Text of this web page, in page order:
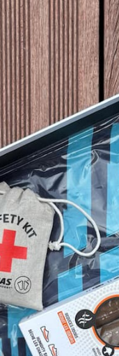
die für optimalen
Schritt sorgen.
eignen sich für
über Skifahren
sie die
Sidas-
und eine
Ihre sportliche
Sportler
entscheiden
Lauf- und
Sie in Topform,